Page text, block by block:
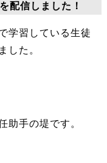
配信しました！
学習している生徒
した。
助手の堤です。